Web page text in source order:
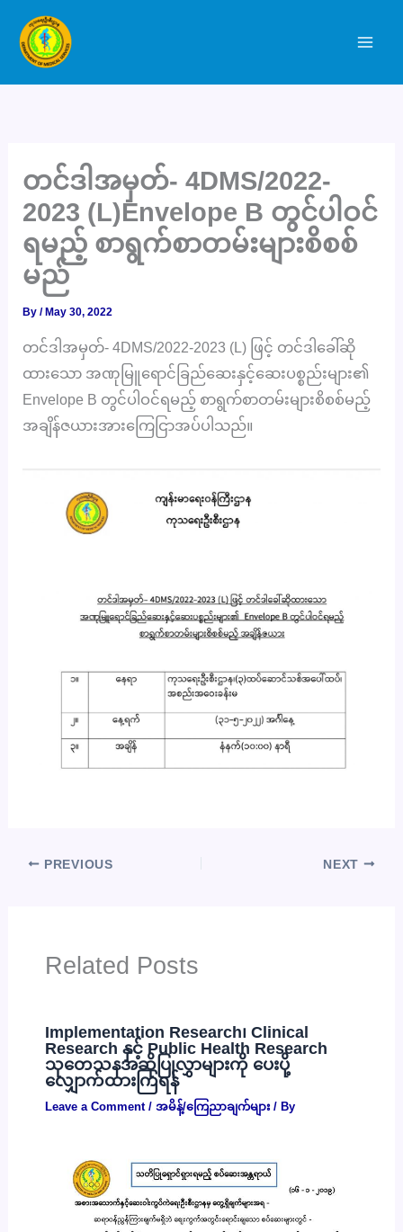
content
တင်ဒါအမှတ်- 4DMS/2022-
2023 (L)Envelope B တွင်ပါဝင်
ရမည့် စာရွက်စာတမ်းများစိစစ်
မည်
By/ May 30, 2022
တင်ဒါအမှတ်- 4DMS/2022-2023 (L) ဖြင့် တင်ဒါခေါ်ဆို
ထားသော အဏုမြူရောင်ခြည်ဆေးနှင့်ဆေးပစ္စည်းများ၏
Envelope B တွင်ပါဝင်ရမည့် စာရွက်စာတမ်းများစိစစ်မည့်
အချိန်ဇယားအားကြေငြာအပ်ပါသည်။
PREVIOUS NEXT
Related Posts
Implementation Research၊ Clinical
Research နှင့် Public Health Research
သုတေသနအဆိုပြုလွှာများကို ပေးပို့
လျှောက်ထားကြရန်
Leave a Comment / အမိန့်/ကြေညာချက်များ/ By